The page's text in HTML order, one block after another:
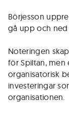
Börjesson
gå upp och ned
Noteringen
för Spiltan, men
organisatorisk
investeringar
organisationen.